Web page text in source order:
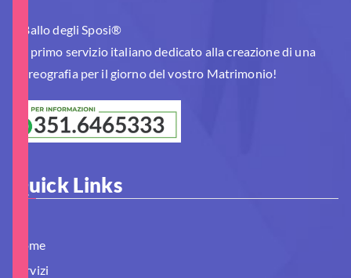
Il Ballo degli Sposi®
è il primo servizio italiano dedicato alla creazione di una
Coreografia per il giorno del vostro Matrimonio!
Quick Links
Home
Servizi